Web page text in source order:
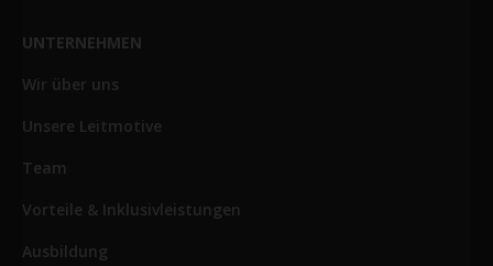
UNTERNEHMEN
Wir über uns
Unsere Leitmotive
Team
Vorteile & Inklusivleistungen
Ausbildung